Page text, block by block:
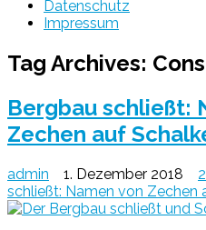
Datenschutz
Impressum
Tag Archives:
Bergbau schließt:
Zechen auf
admin 1. Dezember 2018
schließt: Namen von Zechen